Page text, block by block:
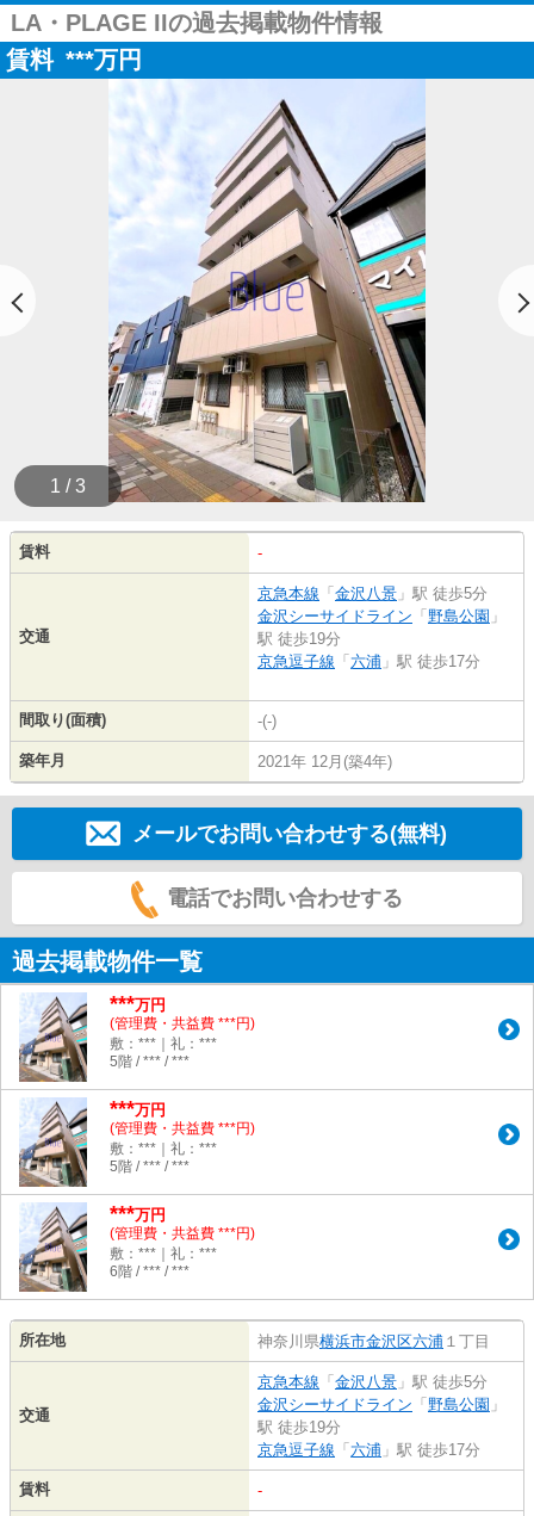
LA・PLAGE IIの過去掲載物件情報
賃料 ***万円
1 / 3
賃料 -
交通
京急本線 「 金沢八景 」駅 徒歩5分
金沢シーサイドライン 「 野島公園 」
駅 徒歩19分
京急逗子線 「 六浦 」駅 徒歩17分
間取り(面積) -(-)
築年月 2021年 12月(築4年)
メールでお問い合わせする(無料)
電話でお問い合わせする
過去掲載物件一覧
***万円
(管理費・共益費 ***円)
敷：***｜礼：***
5階 / *** / ***
***万円
(管理費・共益費 ***円)
敷：***｜礼：***
5階 / *** / ***
***万円
(管理費・共益費 ***円)
敷：***｜礼：***
6階 / *** / ***
所在地 神奈川県横浜市金沢区六浦 １丁目
交通
京急本線 「 金沢八景 」駅 徒歩5分
金沢シーサイドライン 「 野島公園 」
駅 徒歩19分
京急逗子線 「 六浦 」駅 徒歩17分
賃料 -